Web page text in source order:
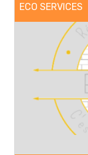
ECO SERVICES